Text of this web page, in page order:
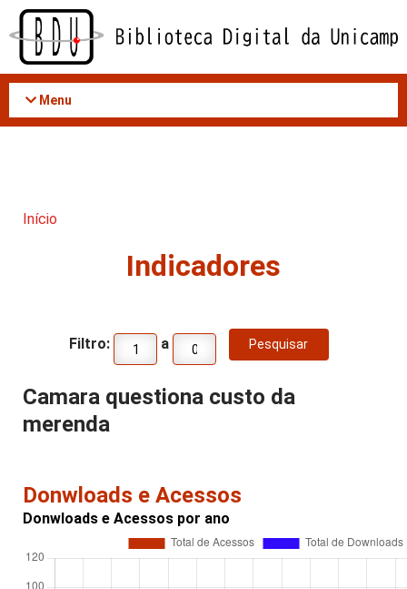
Acessar
conteúdo
Menu
Início
Indicadores
Filtro: a
Camara questiona custo da
merenda
Donwloads e Acessos
Donwloads e Acessos por ano